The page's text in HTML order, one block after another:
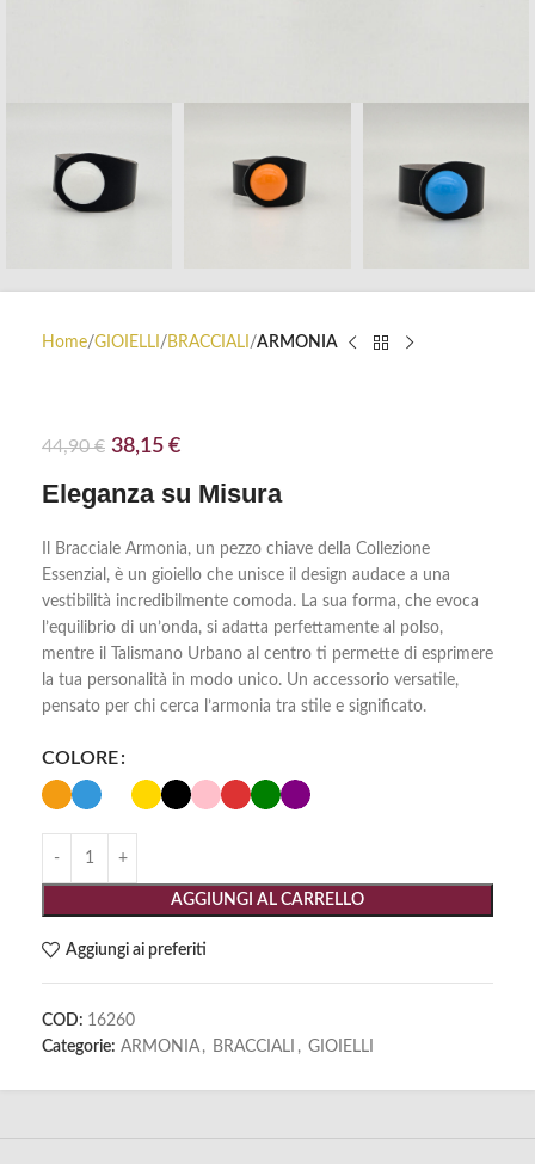
Home GIOIELLI BRACCIALI ARMONIA
44,90€ 38,15 €
Eleganza su Misura
Il Bracciale Armonia, un pezzo chiave della Collezione
Essenzial, è un gioiello che unisce il design audace a una
vestibilità incredibilmente comoda. La sua forma, che evoca
l’equilibrio di un’onda, si adatta perfettamente al polso,
mentre il Talismano Urbano al centro ti permette di esprimere
la tua personalità in modo unico. Un accessorio versatile,
pensato per chi cerca l’armonia tra stile e significato.
COLORE
AGGIUNGI AL CARRELLO
Aggiungi ai preferiti
COD: 16260
Categorie: ARMONIA , BRACCIALI , GIOIELLI